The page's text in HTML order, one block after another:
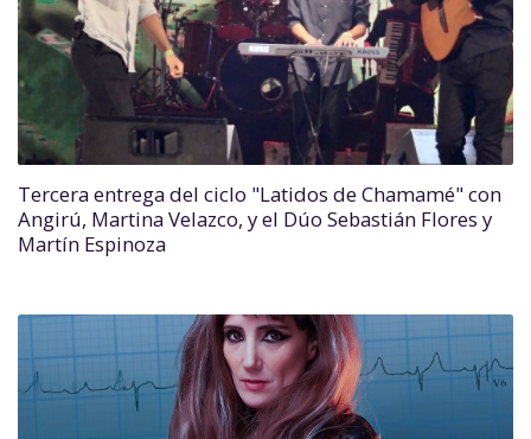
Tercera entrega del ciclo "Latidos de Chamamé" con
Angirú, Martina Velazco, y el Dúo Sebastián Flores y
Martín Espinoza